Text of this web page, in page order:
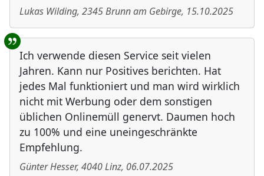
Lukas Wilding, 2345Brunn am Gebirge, 15.10.2025
Ich verwende diesen Service seit vielen
Jahren. Kann nur Positives berichten. Hat
jedes Mal funktioniert und man wird wirklich
nicht mit Werbung oder dem sonstigen
üblichen Onlinemüll genervt. Daumen hoch
zu 100% und eine uneingeschränkte
Empfehlung.
Günter Hesser, 4040Linz, 06.07.2025